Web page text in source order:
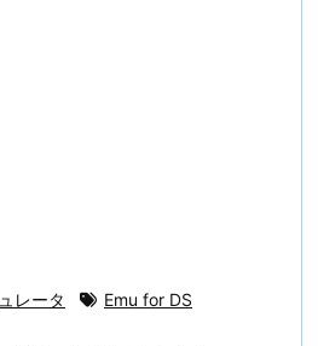
レータ Emu for DS